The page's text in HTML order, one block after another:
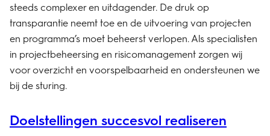
steeds complexer en uitdagender. De druk op
transparantie neemt toe en de uitvoering van projecten
en programma’s moet beheerst verlopen. Als specialisten
in projectbeheersing en risicomanagement zorgen wij
voor overzicht en voorspelbaarheid en ondersteunen we
bij de sturing.
Doelstellingen succesvol realiseren